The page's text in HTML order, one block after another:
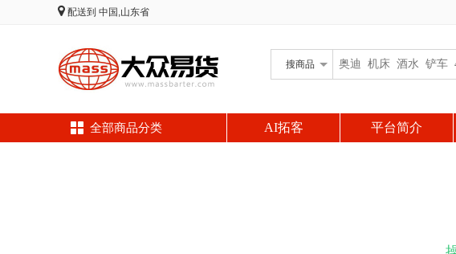
配送到 中国,山东省
搜商品
全部商品分类 AI拓客 平台简介